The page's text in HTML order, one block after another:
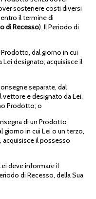
sostenere costi diversi
il termine di
di Recesso). Il Periodo di
dal giorno in cui
designato, acquisisce il
separate, dal
vettore e designato da Lei,
Prodotto; o
di un Prodotto
in cui Lei o un terzo,
acquisisce il possesso
deve informare il
di Recesso, della Sua